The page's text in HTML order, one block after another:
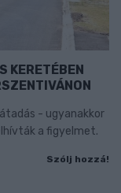
KERETÉBEN
- ugyanakkor
a figyelmet.
Szólj hozzá!